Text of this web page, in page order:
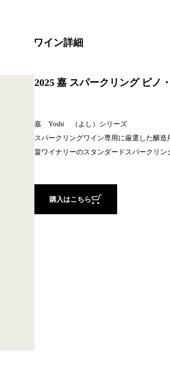
ワイン詳細
2025 嘉 スパークリング ピノ
嘉 Yoshi （よし）シリーズ
スパークリングワイン専用に厳選した醸
畠ワイナリーのスタンダードスパークリン
購入はこちら